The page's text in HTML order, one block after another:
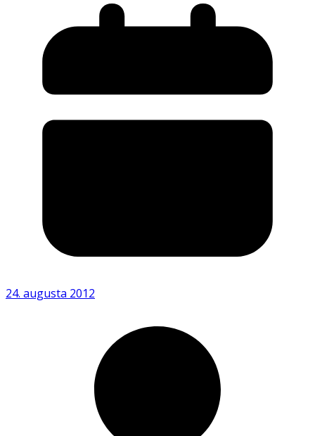
24. augusta 2012